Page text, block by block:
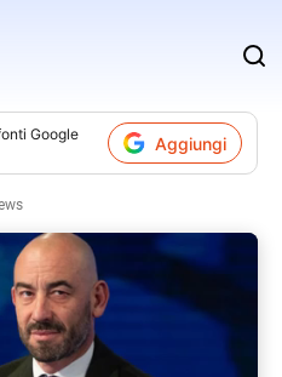
Google
Aggiungi